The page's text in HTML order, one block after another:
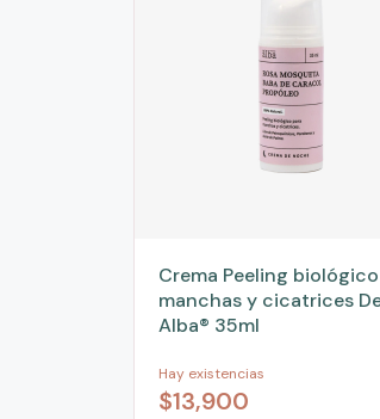
Crema Peeling
manchas y cicatrices
Alba® 35ml
Hay existencias
$13,900